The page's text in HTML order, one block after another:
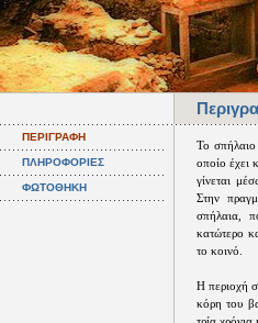
ΠΕΡΙΓΡΑΦΗ
ΠΛΗΡΟΦΟΡΙΕΣ
ΦΩΤΟΘΗΚΗ
Το σπήλαιο
οποίο έχει
γίνεται
Στην
σπήλαια,
κατώτερο
το κοινό.
Η περιοχή
κόρη του